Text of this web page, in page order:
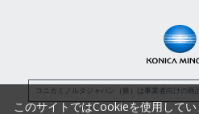
コニカミノルタジャパン（株）は事業者向けの商
このサイトではCookieを使用して